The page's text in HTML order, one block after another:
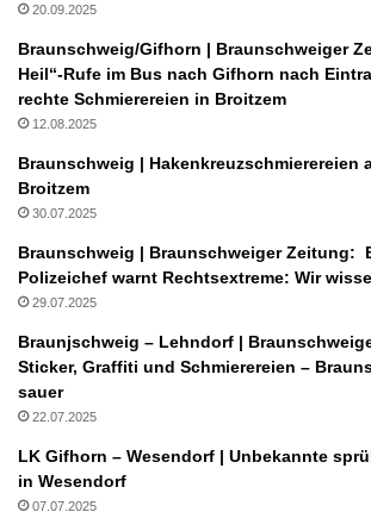
20.09.2025
Braunschweig/Gifhorn | Braunschweiger
Heil“-Rufe im Bus nach Gifhorn nach
rechte Schmierereien in Broitzem
12.08.2025
Braunschweig | Hakenkreuzschmierereien
Broitzem
30.07.2025
Braunschweig | Braunschweiger Zeitung:
Polizeichef warnt Rechtsextreme: Wir
29.07.2025
Braunjschweig – Lehndorf |
Sticker, Graffiti und Schmierereien –
sauer
22.07.2025
LK Gifhorn – Wesendorf | Unbekannte
in Wesendorf
07.07.2025